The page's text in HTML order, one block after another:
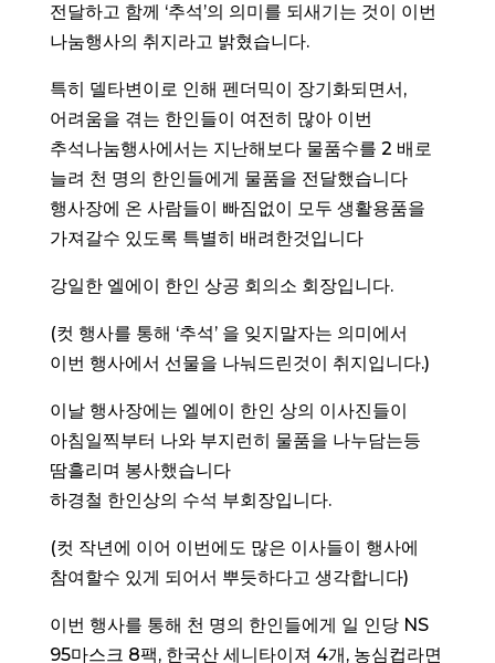
전달하고 함께 ‘추석’의 의미를 되새기는 것이 이번
나눔행사의 취지라고 밝혔습니다.
특히 델타변이로 인해 펜더믹이 장기화되면서,
어려움을 겪는 한인들이 여전히 많아 이번
추석나눔행사에서는 지난해보다 물품수를 2 배로
늘려 천 명의 한인들에게 물품을 전달했습니다
행사장에 온 사람들이 빠짐없이 모두 생활용품을
가져갈수 있도록 특별히 배려한것입니다
강일한 엘에이 한인 상공 회의소 회장입니다.
(컷 행사를 통해 ‘추석’ 을 잊지말자는 의미에서
이번 행사에서 선물을 나눠드린것이 취지입니다.)
이날 행사장에는 엘에이 한인 상의 이사진들이
아침일찍부터 나와 부지런히 물품을 나누담는등
땀흘리며 봉사했습니다
하경철 한인상의 수석 부회장입니다.
(컷 작년에 이어 이번에도 많은 이사들이 행사에
참여할수 있게 되어서 뿌듯하다고 생각합니다)
이번 행사를 통해 천 명의 한인들에게 일 인당 NS
95마스크 8팩, 한국산 세니타이져 4개, 농심컵라면